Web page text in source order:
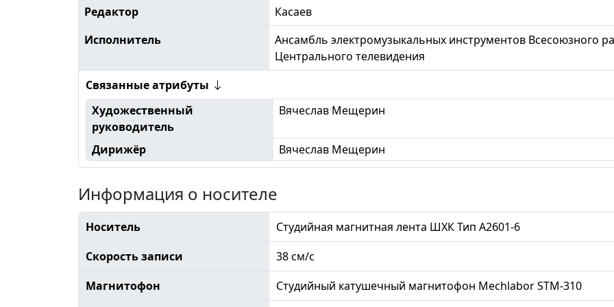
Редактор
Касаев
Исполнитель
Ансамбль электромузыкальных инструментов Всесоюзного
Центрального телевидения
Связанные атрибуты
Художественный
руководитель
Вячеслав Мещерин
Дирижёр Вячеслав Мещерин
Информация о носителе
Носитель
Студийная магнитная лента ШХК Тип А2601-6
Скорость записи
38 см/с
Магнитофон
Студийный катушечный магнитофон Mechlabor STM-310